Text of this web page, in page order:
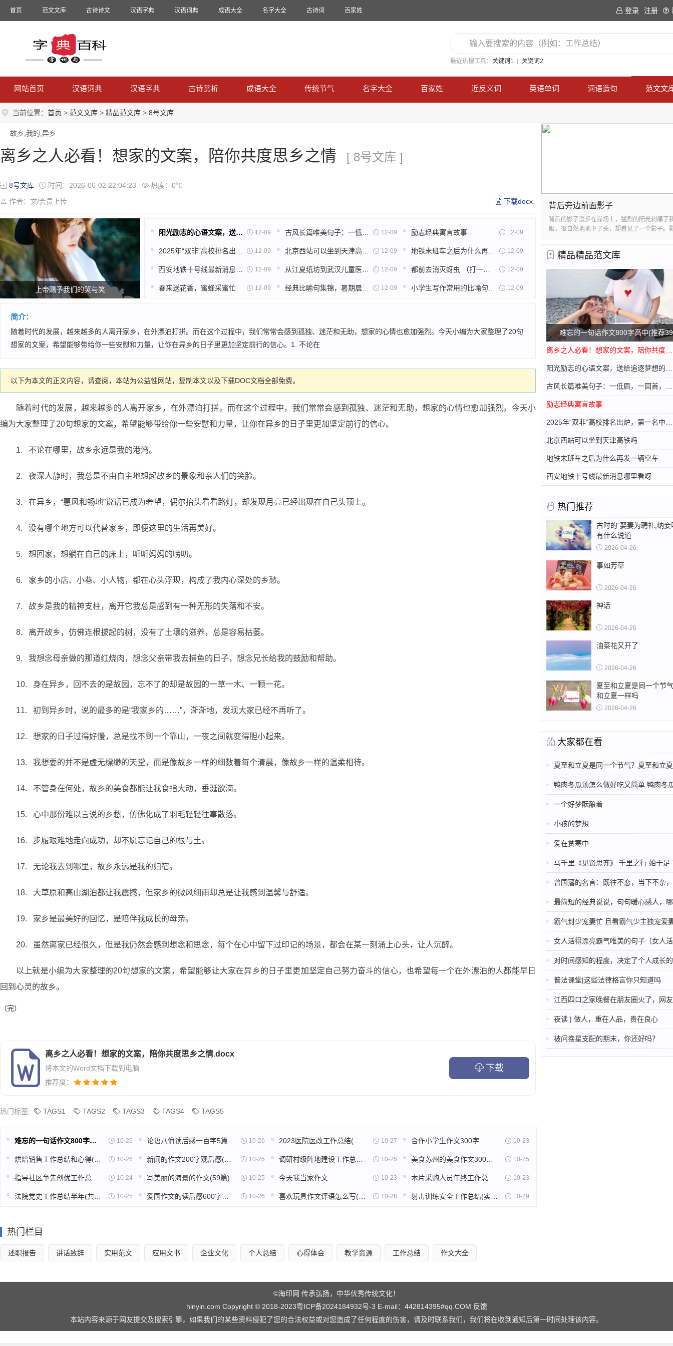
首页 范文文库 古诗诗文 汉语字典 汉语词典 成语大全 名字大全 古诗词 百家姓 登录 注册
最近热搜工具： 关键词1 关键词2
网站首页 汉语词典 汉语字典 古诗赏析 成语大全 传统节气 名字大全 百家姓 近反义词 英语单词 词语造句 范文文
当前位置： 首页 > 范文文库 > 精品范文库 > 8号文库
故乡,我的,异乡
离乡之人必看！想家的文案，陪你共度思乡之情 [ 8号文库 ]
8号文库 时间：2026-06-02 22:04:23
热度：0℃
作者：文/会员上传
下载docx
上帝赐予我们的哭与笑
阳光励志的心语文案，送给追逐梦想的自己 12-09 12-09 励志经典寓言故事 12-09
12-09 12-09 12-09
12-09 12-09 12-09
春来送花香，蜜蜂采蜜忙 12-09 12-09 12-09
简介：
随着时代的发展，越来越多的人离开家乡，在外漂泊打拼。而在这个过程中，我们常常会感到孤独、迷茫和无助，想家的心情也愈加强烈。今天小编为大家整理了20句
想家的文案，希望能够带给你一些安慰和力量，让你在异乡的日子里更加坚定前行的信心。1. 不论在
以下为本文的正文内容，请查阅，本站为公益性网站，复制本文以及下载DOC文档全部免费。
随着时代的发展，越来越多的人离开家乡，在外漂泊打拼。而在这个过程中，我们常常会感到孤独、迷茫和无助，想家的心情也愈加强烈。今天小
编为大家整理了20句想家的文案，希望能够带给你一些安慰和力量，让你在异乡的日子里更加坚定前行的信心。
1. 不论在哪里，故乡永远是我的港湾。
2. 夜深人静时，我总是不由自主地想起故乡的景象和亲人们的笑脸。
3. 在异乡，“惠风和畅地”说话已成为奢望，偶尔抬头看看路灯，却发现月亮已经出现在自己头顶上。
4. 没有哪个地方可以代替家乡，即便这里的生活再美好。
5. 想回家，想躺在自己的床上，听听妈妈的唠叨。
6. 家乡的小店、小巷、小人物，都在心头浮现，构成了我内心深处的乡愁。
7. 故乡是我的精神支柱，离开它我总是感到有一种无形的失落和不安。
8. 离开故乡，仿佛连根拔起的树，没有了土壤的滋养，总是容易枯萎。
9. 我想念母亲做的那道红烧肉，想念父亲带我去捕鱼的日子，想念兄长给我的鼓励和帮助。
10. 身在异乡，回不去的是故园，忘不了的却是故园的一草一木、一颗一花。
11. 初到异乡时，说的最多的是“我家乡的……”，渐渐地，发现大家已经不再听了。
12. 想家的日子过得好慢，总是找不到一个靠山，一夜之间就变得胆小起来。
13. 我想要的并不是虚无缥缈的天堂，而是像故乡一样的细数着每个清晨，像故乡一样的温柔相待。
14. 不管身在何处，故乡的美食都能让我食指大动，垂涎欲滴。
15. 心中那份难以言说的乡愁，仿佛化成了羽毛轻轻往事散落。
16. 步履艰难地走向成功，却不愿忘记自己的根与土。
17. 无论我去到哪里，故乡永远是我的归宿。
18. 大草原和高山湖泊都让我震撼，但家乡的微风细雨却总是让我感到温馨与舒适。
19. 家乡是最美好的回忆，是陪伴我成长的母亲。
20. 虽然离家已经很久，但是我仍然会感到想念和思念，每个在心中留下过印记的场景，都会在某一刻涌上心头，让人沉醉。
以上就是小编为大家整理的20句想家的文案，希望能够让大家在异乡的日子里更加坚定自己努力奋斗的信心，也希望每一个在外漂泊的人都能早日
回到心灵的故乡。
（完）
离乡之人必看！想家的文案，陪你共度思乡之情.docx
将本文的Word文档下载到电脑
推荐度：
下载
热门标签: TAGS1 TAGS2 TAGS3 TAGS4 TAGS5
难忘的一句话作文800字高中(推荐39篇) 10-26 10-26 10-27 合作小学生作文300字 10-23
10-26 10-25 10-25 10-25
10-24 写美丽的海景的作文(59篇) 10-25 今天我当家作文 10-23 10-23
10-25 10-26 10-28 10-29
背后旁边前面影子
背后的影子漫步在操场上，猛烈的阳光刺痛了
眼，很自然地地下了头，却看见了一个影子。
的脚的后方，我走一步，他追随着一步。我摇
膀，背有点儿弯，头老是低着。一种恐怖的感
近、
精品精品范文库
难忘的一句话作文800字高中(推荐
励志经典寓言故事
北京西站可以坐到天津高铁吗
地铁末班车之后为什么再发一辆空车
西安地铁十号线最新消息哪里看呀
热门推荐
古时的“娶妻为聘礼,纳妾
有什么说道
2026-04-26
事如芳草
2026-04-26
神话
2026-04-26
油菜花又开了
2026-04-26
夏至和立夏是同一个节
和立夏一样吗
2026-04-26
大家都在看
夏至和立夏是同一个节气？夏至和立
鸭肉冬瓜汤怎么做好吃又简单 鸭肉冬瓜汤的做法和功
一个好梦酝酿着
小孩的梦想
爱在贫寒中
马千里《见贤思齐》:千里之行 始于足
曾国藩的名言：既往不恋，当下不杂，未
最简短的经典说说，句句暖心感人，哪一句戳中你
霸气封少宠妻忙 且看霸气少主独宠爱
女人活得漂亮霸气唯美的句子（女人活出自己的高
对时间感知的程度，决定了个人成长
普法课堂|这些法律格言你只知道吗
江西四口之家晚餐在朋友圈火了，网友：过自己的生活，拒
夜读 | 做人，重在人品，贵在良心
被问卷星支配的期末，你还好吗？
热门栏目
述职报告 讲话致辞 实用范文 应用文书 企业文化 个人总结 心得体会 教学资源 工作总结 作文大全
©海印网 传承弘扬，中华优秀传统文化！
hinyin.com Copyright © 2018-2023粤ICP备2024184932号-3 E-mail：442814395#qq.COM 反馈
本站内容来源于网友提交及搜索引擎，如果我们的某些资料侵犯了您的合法权益或对您造成了任何程度的伤害，请及时联系我们，我们将在收到通知后第一时间处理该内容。